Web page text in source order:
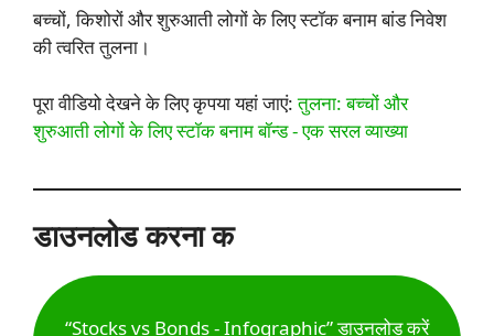
बच्चों, किशोरों और शुरुआती लोगों के लिए स्टॉक बनाम बांड निवेश
की त्वरित तुलना।
पूरा वीडियो देखने के लिए कृपया यहां जाएं:तुलना: बच्चों और
शुरुआती लोगों के लिए स्टॉक बनाम बॉन्ड - एक सरल व्याख्या
डाउनलोड करनाक
“Stocks vs Bonds - Infographic” डाउनलोड करें